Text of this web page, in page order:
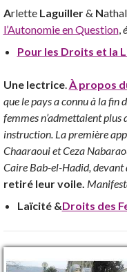
Arlette Laguiller& N
l’Autonomie en Question,
Pour les Droits et la
Une lectrice.À propos
que le pays a connu à la fin
femmes n’admettaient plus
instruction. La première
Chaaraoui et Ceza
Caire Bab-el-Hadid, devant
retiré leur voile.
Laïcité &Droits des